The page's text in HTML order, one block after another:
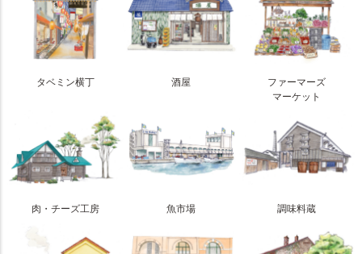
タベミン横丁 酒屋
ファーマーズ
マーケット
肉・チーズ工房 魚市場 調味料蔵